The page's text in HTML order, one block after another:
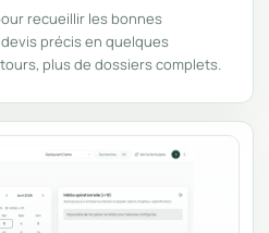
recueillir les bonnes
précis en quelques
plus de dossiers complets.